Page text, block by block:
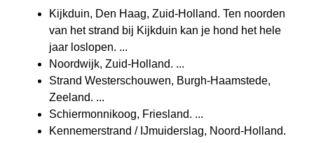
Kijkduin, Den Haag, Zuid-Holland. Ten noorden
van het strand bij Kijkduin kan je hond het hele
jaar loslopen. ...
Noordwijk, Zuid-Holland. ...
Strand Westerschouwen, Burgh-Haamstede,
Zeeland. ...
Schiermonnikoog, Friesland. ...
Kennemerstrand / IJmuiderslag, Noord-Holland.